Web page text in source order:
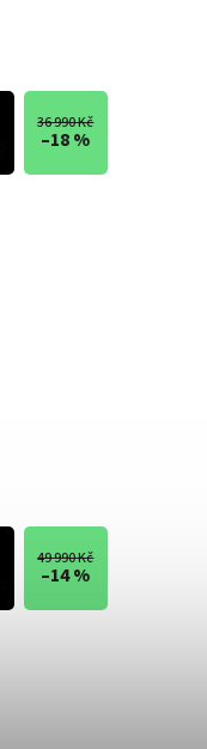
36 990 Kč
–18 %
49 990 Kč
–14 %